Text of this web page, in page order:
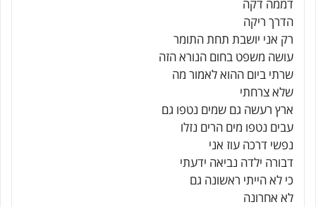
דממה דקה
הדרך ריקה
רק אני יושבת תחת התומר
עושה משפט בחום הנורא הזה
שרתי ביום ההוא לאמור מה
שלא צרחתי
ארץ רעשה גם שמים נטפו גם
עבים נטפו מים הרים נזלו
נפשי דרכה עוז אני
דבורה ילדה נביאה ידעתי
כי לא הייתי ראשונה גם
לא אחרונה